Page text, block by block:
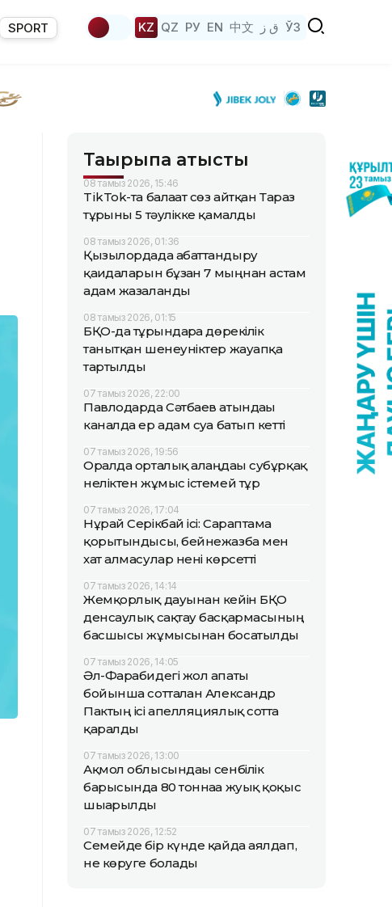
SPORT KZ QZ РУ EN 中文 ق ز ЎЗ
Тақырыпқа қатысты
08 тамыз 2026, 15:46
TikTok-та балағат сөз айтқан Тараз
тұрғыны 5 тәулікке қамалды
08 тамыз 2026, 01:36
Қызылордада абаттандыру
қағидаларын бұзған 7 мыңнан астам
адам жазаланды
08 тамыз 2026, 01:15
БҚО-да тұрғындарға дөрекілік
танытқан шенеуніктер жауапқа
тартылды
07 тамыз 2026, 22:00
Павлодарда Сәтбаев атындағы
каналда ер адам суға батып кетті
07 тамыз 2026, 19:56
Оралда орталық алаңдағы субұрқақ
неліктен жұмыс істемей тұр
07 тамыз 2026, 17:04
Нұрай Серікбай ісі: Сараптама
қорытындысы, бейнежазба мен
хат алмасулар нені көрсетті
07 тамыз 2026, 14:14
Жемқорлық дауынан кейін БҚО
денсаулық сақтау басқармасының
басшысы жұмысынан босатылды
07 тамыз 2026, 14:05
Әл-Фарабидегі жол апаты
бойынша сотталған Александр
Пактың ісі апелляциялық сотта
қаралды
07 тамыз 2026, 13:00
Ақмол облысындағы сенбілік
барысында 80 тоннаға жуық қоқыс
шығарылды
07 тамыз 2026, 12:52
Семейде бір күнде қайда аялдап,
не көруге болады